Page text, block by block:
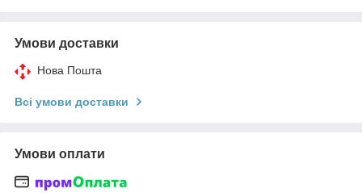
Умови доставки
Нова Пошта
Всі умови доставки
Умови оплати